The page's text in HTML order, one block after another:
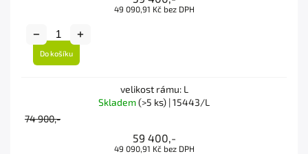
49 090,91 Kč bez DPH
Do košíku
velikost rámu: L
Skladem(>5 ks) | 15443/L
74 900,-
59 400,-
49 090,91 Kč bez DPH